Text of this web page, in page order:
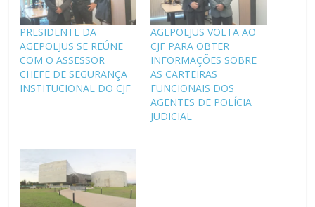
PRESIDENTE DA
AGEPOLJUS SE REÚNE
COM O ASSESSOR
CHEFE DE SEGURANÇA
INSTITUCIONAL DO CJF
AGEPOLJUS VOLTA AO
CJF PARA OBTER
INFORMAÇÕES SOBRE
AS CARTEIRAS
FUNCIONAIS DOS
AGENTES DE POLÍCIA
JUDICIAL